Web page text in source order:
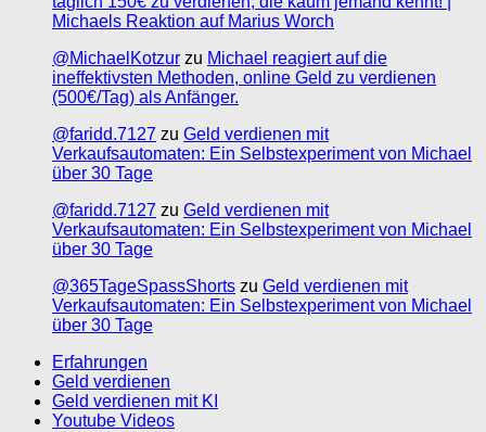
Michaels Reaktion auf Marius Worch
@MichaelKotzur zu Michael reagiert auf die
ineffektivsten Methoden, online Geld zu verdienen
(500€/Tag) als Anfänger.
@faridd.7127 zu Geld verdienen mit
Verkaufsautomaten: Ein Selbstexperiment von Michael
über 30 Tage
@faridd.7127 zu Geld verdienen mit
Verkaufsautomaten: Ein Selbstexperiment von Michael
über 30 Tage
@365TageSpassShorts zu Geld verdienen mit
Verkaufsautomaten: Ein Selbstexperiment von Michael
über 30 Tage
Erfahrungen
Geld verdienen
Geld verdienen mit KI
Youtube Videos